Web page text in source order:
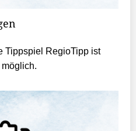
Tippspiel RegioTipp ist